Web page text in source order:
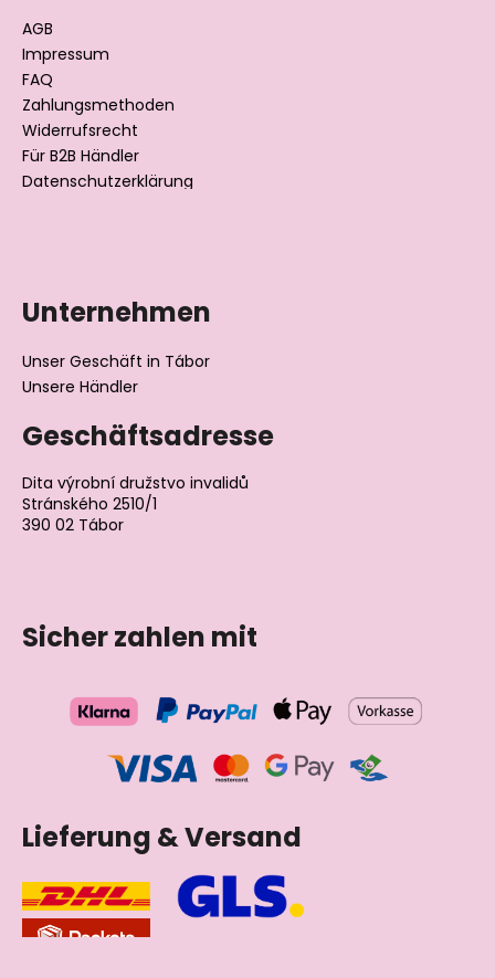
AGB
Impressum
FAQ
Zahlungsmethoden
Widerrufsrecht
Für B2B Händler
Datenschutzerklärung
Unternehmen
Unser Geschäft in Tábor
Unsere Händler
Geschäftsadresse
Dita výrobní družstvo invalidů
Stránského 2510/1
390 02 Tábor
Sicher zahlen mit
Lieferung & Versand